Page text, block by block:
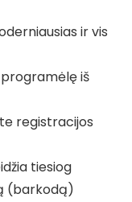
ir vis
iš
registracijos
tiesiog
(barkodą)